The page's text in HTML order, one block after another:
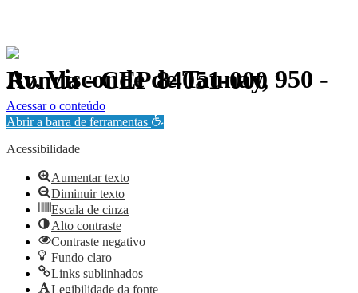
Av. Visconde de Taunay, 950 - Ronda - CEP 84051-000
Política de Privacidade.
Acessar o conteúdo
Abrir a barra de ferramentas
Acessibilidade
Aumentar texto
Diminuir texto
Escala de cinza
Alto contraste
Contraste negativo
Fundo claro
Links sublinhados
Legibilidade da fonte